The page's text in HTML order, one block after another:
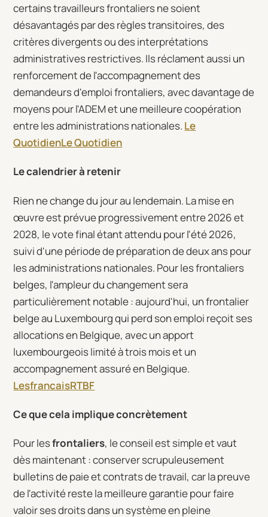
certains travailleurs frontaliers ne soient
désavantagés par des règles transitoires, des
critères divergents ou des interprétations
administratives restrictives. Ils réclament aussi un
renforcement de l'accompagnement des
demandeurs d'emploi frontaliers, avec davantage de
moyens pour l'ADEM et une meilleure coopération
entre les administrations nationales. Le
QuotidienLe Quotidien
Le calendrier à retenir
Rien ne change du jour au lendemain. La mise en
œuvre est prévue progressivement entre 2026 et
2028, le vote final étant attendu pour l'été 2026,
suivi d'une période de préparation de deux ans pour
les administrations nationales. Pour les frontaliers
belges, l'ampleur du changement sera
particulièrement notable : aujourd'hui, un frontalier
belge au Luxembourg qui perd son emploi reçoit ses
allocations en Belgique, avec un apport
luxembourgeois limité à trois mois et un
accompagnement assuré en Belgique.
LesfrancaisRTBF
Ce que cela implique concrètement
Pour lesfrontaliers, le conseil est simple et vaut
dès maintenant : conserver scrupuleusement
bulletins de paie et contrats de travail, car la preuve
de l'activité reste la meilleure garantie pour faire
valoir ses droits dans un système en pleine